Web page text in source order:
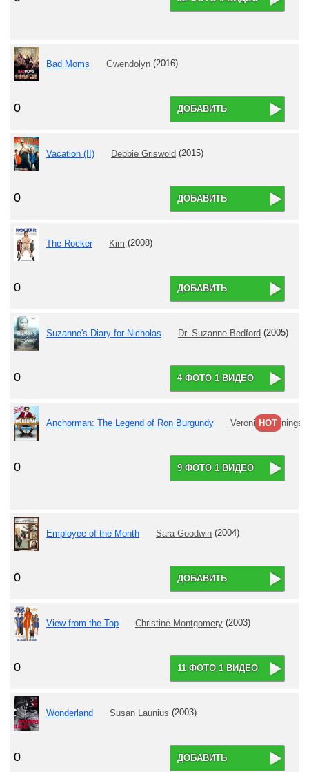
Bad Moms Gwendolyn (2016)
ДОБАВИТЬ
0
Vacation (II) Debbie Griswold (2015)
ДОБАВИТЬ
0
The Rocker Kim (2008)
ДОБАВИТЬ
0
Suzanne's Diary for Nicholas Dr. Suzanne Bedford (2005)
4 ФОТО 1 ВИДЕО
0
Anchorman: The Legend of Ron Burgundy Veronica
9 ФОТО 1 ВИДЕО
0
HOT
Employee of the Month Sara Goodwin (2004)
ДОБАВИТЬ
0
View from the Top Christine Montgomery (2003)
11 ФОТО 1 ВИДЕО
0
Wonderland Susan Launius (2003)
ДОБАВИТЬ
0